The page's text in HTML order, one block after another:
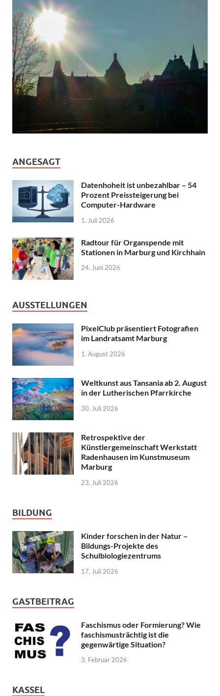
ANGESAGT
Datenhoheit ist unbezahlbar – 54
Prozent Preissteigerung bei
Computer-Hardware
1. Juli 2026
Radtour für Organspende mit
Stationen in Marburg und Kirchhain
24. Juni 2026
AUSSTELLUNGEN
PixelClub präsentiert Fotografien
im Landratsamt Marburg
1. August 2026
Weltkunst aus Tansania ab 2. August
in der Lutherischen Pfarrkirche
30. Juli 2026
Retrospektive der
Künstlergemeinschaft Werkstatt
Radenhausen im Kunstmuseum
Marburg
23. Juli 2026
BILDUNG
Kinder forschen in der Natur –
Bildungs-Projekte des
Schulbiologiezentrums
17. Juli 2026
GASTBEITRAG
Faschismus oder Formierung? Wie
faschismusträchtig ist die
gegenwärtige Situation?
3. Februar 2026
KASSEL